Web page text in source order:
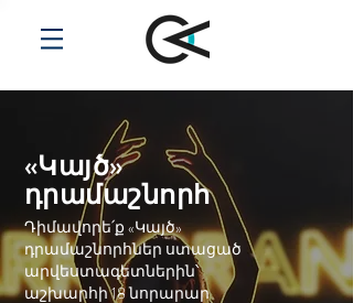
«Կայծ»
դրամաշնորհ
Դիմավորե՛ք «Կայծ»
դրամաշնորհներ ստացած
արվեստագետներին՝
աշխարհի 18 նորարար